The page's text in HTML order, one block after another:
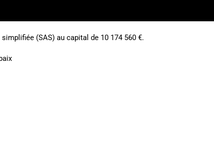
(SAS) au capital de 10 174 560 €.